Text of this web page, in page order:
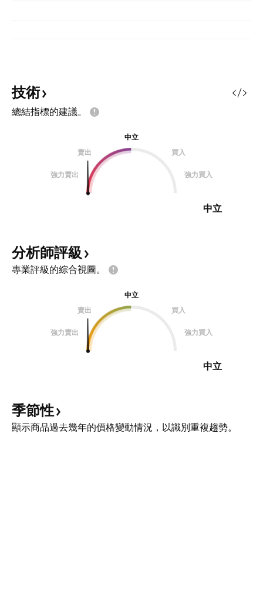
技術
總結指標的建議。
中立
賣出
買入
強力賣出 強力買入
中立
分析師評級
專業評級的綜合視圖。
中立
賣出
買入
強力賣出 強力買入
中立
季節性
顯示商品過去幾年的價格變動情況，以識別重複趨勢。